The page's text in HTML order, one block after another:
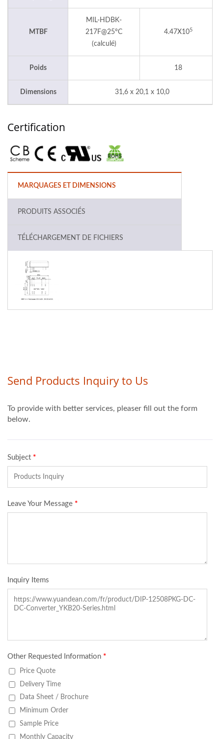
MTBF
MIL-HDBK-
217F@25°C
(calculé)
4.47X105
Poids 18
Dimensions 31,6 x 20,1 x 10,0
Certification
MARQUAGES ET DIMENSIONS
PRODUITS ASSOCIÉS
TÉLÉCHARGEMENT DE FICHIERS